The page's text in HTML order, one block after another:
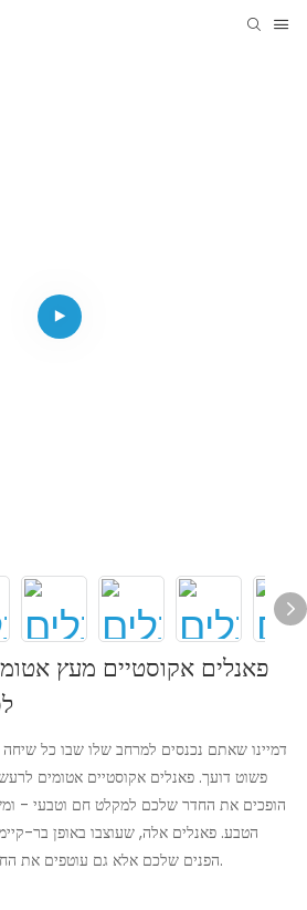
פאנלים אקוסטיים מעץ
דמיינו שאתם נכנסים למרחב שלו שבו כל
פשוט דועך. פאנלים אקוסטיים אטומים
הופכים את החדר שלכם למקלט חם וטבעי -
הטבע. פאנלים אלה, שעוצבו באופן בר-
הפנים שלכם אלא גם עוטפים את החלל שלכם בשקט נעים ושלווה.